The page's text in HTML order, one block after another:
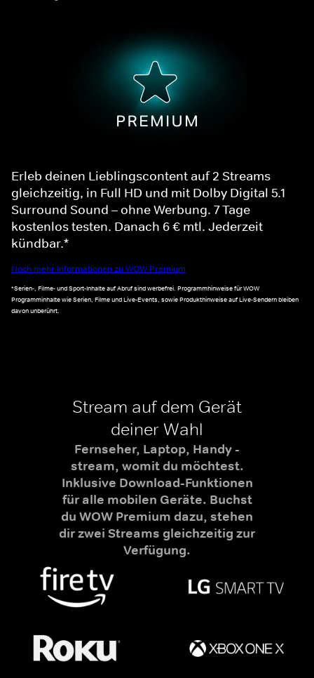
Erleb deinen Lieblingscontent auf 2 Streams
gleichzeitig, in Full HD und mit Dolby Digital 5.1
Surround Sound – ohne Werbung. 7 Tage
kostenlos testen. Danach 6 € mtl. Jederzeit
kündbar.*
Noch mehr Informationen zu WOW Premium
*Serien-, Filme- und Sport-Inhalte auf Abruf sind werbefrei. Programmhinweise für WOW
Programminhalte wie Serien, Filme und Live-Events, sowie Produkthinweise auf Live-Sendern bleiben
davon unberührt.
Stream auf dem Gerät
deiner Wahl
Fernseher, Laptop, Handy -
stream, womit du möchtest.
Inklusive Download-Funktionen
für alle mobilen Geräte. Buchst
du WOW Premium dazu, stehen
dir zwei Streams gleichzeitig zur
Verfügung.